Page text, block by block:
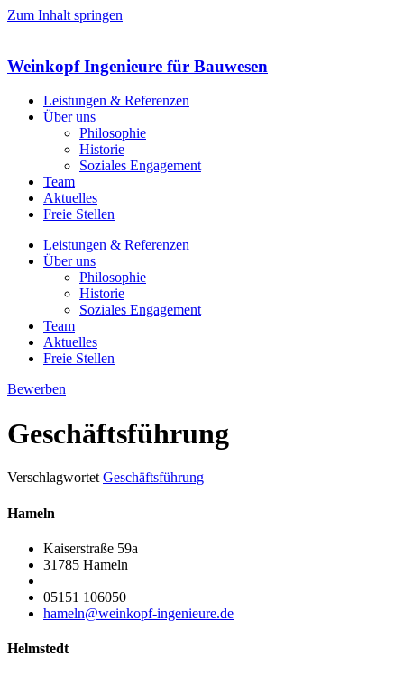
Zum Inhalt springen
Weinkopf Ingenieure für Bauwesen
Leistungen & Referenzen
Über uns
Philosophie
Historie
Soziales Engagement
Team
Aktuelles
Freie Stellen
Leistungen & Referenzen
Über uns
Philosophie
Historie
Soziales Engagement
Team
Aktuelles
Freie Stellen
Bewerben
Geschäftsführung
Verschlagwortet Geschäftsführung
Hameln
Kaiserstraße 59a
31785 Hameln
05151 106050
hameln@weinkopf-ingenieure.de
Helmstedt